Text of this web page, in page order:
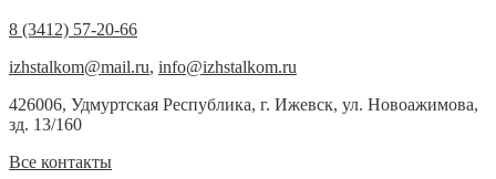
8 (3412) 57-20-66
izhstalkom@mail.ru, info@izhstalkom.ru
426006, Удмуртская Республика, г. Ижевск, ул. Новоажимова,
зд. 13/160
Все контакты